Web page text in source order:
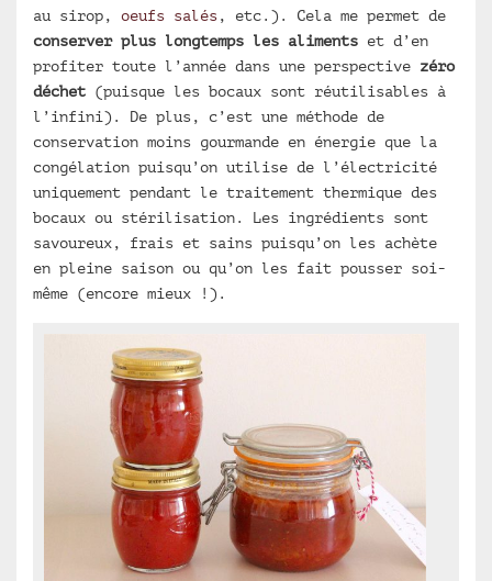
au sirop, oeufs salés, etc.). Cela me permet de
conserver plus longtemps les aliments et d’en
profiter toute l’année dans une perspective zéro
déchet (puisque les bocaux sont réutilisables à
l’infini). De plus, c’est une méthode de
conservation moins gourmande en énergie que la
congélation puisqu’on utilise de l’électricité
uniquement pendant le traitement thermique des
bocaux ou stérilisation. Les ingrédients sont
savoureux, frais et sains puisqu’on les achète
en pleine saison ou qu’on les fait pousser soi-
même (encore mieux !).